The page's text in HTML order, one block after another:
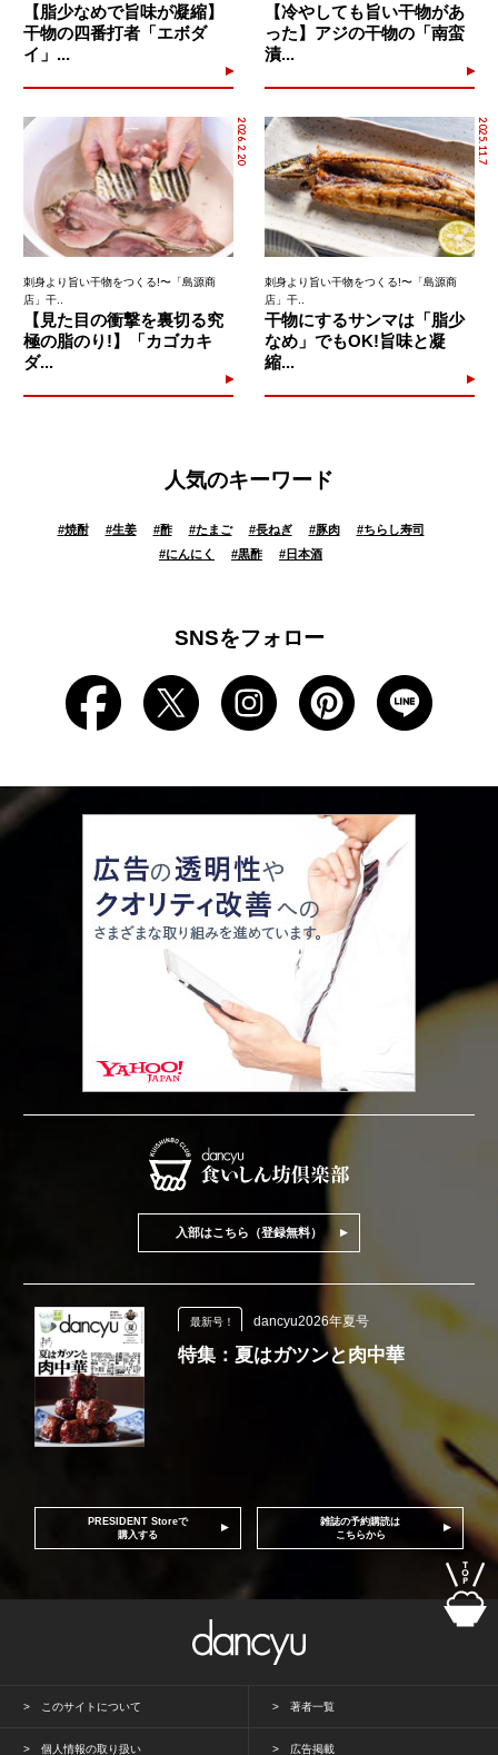
【脂少なめで旨味が凝縮】
干物の四番打者「エボダ
イ」...
【冷やしても旨い干物があ
った】アジの干物の「南蛮
漬...
2026.2.20
刺身より旨い干物をつくる!〜「島源商
店」干..
【見た目の衝撃を裏切る究
極の脂のり!】「カゴカキ
ダ...
2025.11.7
刺身より旨い干物をつくる!〜「島源商
店」干..
干物にするサンマは「脂少
なめ」でもOK!旨味と凝
縮...
人気のキーワード
#焼酎 #生姜 #酢 #たまご #長ねぎ #豚肉 #ちらし寿司
#にんにく #黒酢 #日本酒
SNSをフォロー
入部はこちら（登録無料）
最新号！ dancyu2026年夏号
特集：夏はガツンと肉中華
PRESIDENT Storeで
購入する
雑誌の予約購読は
こちらから
このサイトについて 著者一覧
個人情報の取り扱い 広告掲載